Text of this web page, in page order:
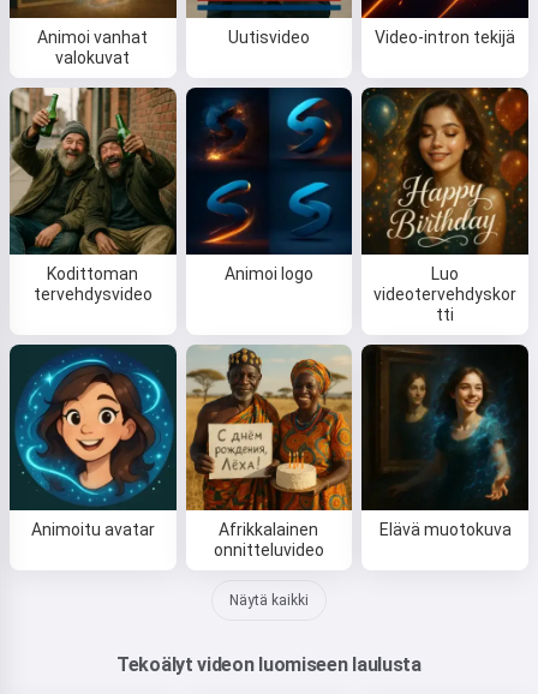
Animoi vanhat
valokuvat
Uutisvideo Video-intron tekijä
Kodittoman
tervehdysvideo
Animoi logo
Luo
videotervehdyskor
tti
Animoitu avatar
Afrikkalainen
onnitteluvideo
Elävä muotokuva
Näytä kaikki
Tekoälyt videon luomiseen laulusta